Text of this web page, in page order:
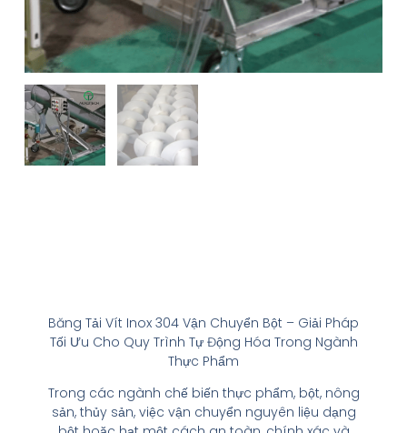
Băng Tải Vít Inox 304 Vận Chuyển Bột – Giải Pháp
Tối Ưu Cho Quy Trình Tự Động Hóa Trong Ngành
Thực Phẩm
Trong các ngành chế biến thực phẩm, bột, nông
sản, thủy sản, việc vận chuyển nguyên liệu dạng